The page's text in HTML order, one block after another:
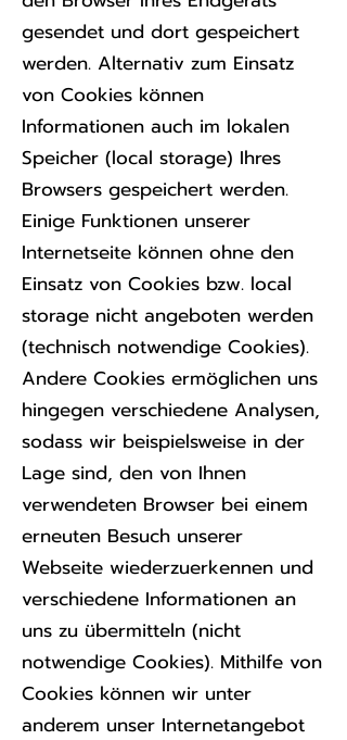
gesendet und dort gespeichert
werden. Alternativ zum Einsatz
von Cookies können
Informationen auch im lokalen
Speicher (local storage) Ihres
Browsers gespeichert werden.
Einige Funktionen unserer
Internetseite können ohne den
Einsatz von Cookies bzw. local
storage nicht angeboten werden
(technisch notwendige Cookies).
Andere Cookies ermöglichen uns
hingegen verschiedene Analysen,
sodass wir beispielsweise in der
Lage sind, den von Ihnen
verwendeten Browser bei einem
erneuten Besuch unserer
Webseite wiederzuerkennen und
verschiedene Informationen an
uns zu übermitteln (nicht
notwendige Cookies). Mithilfe von
Cookies können wir unter
anderem unser Internetangebot